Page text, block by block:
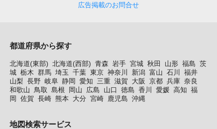
広告掲載のお問合せ
都道府県から探す
北海道(東部) 北海道(西部) 青森 岩手 宮城 秋田 山形 福島 茨
城 栃木 群馬 埼玉 千葉 東京 神奈川 新潟 富山 石川
福井
山梨 長野 岐阜 静岡 愛知 三重 滋賀 大阪 京都 兵庫 奈良
和歌山 鳥取 島根 岡山 広島 山口 徳島 香川 愛媛 高知 福
岡
佐賀 長崎 熊本 大分 宮崎 鹿児島 沖縄
地図検索サービス